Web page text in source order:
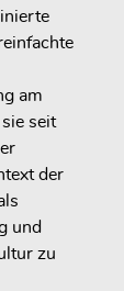
am
seit
der
und
zu